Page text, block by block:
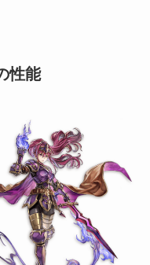
性能